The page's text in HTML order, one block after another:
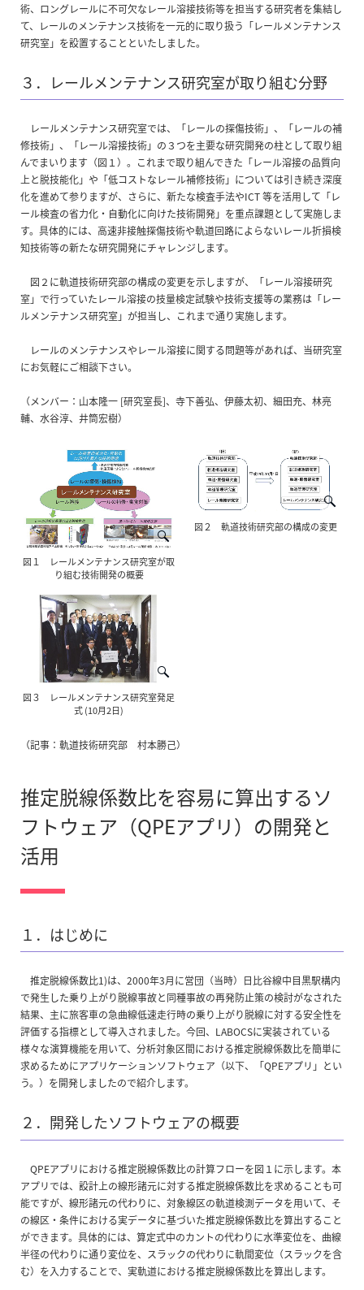
術、ロングレールに不可欠なレール溶接技術等を担当する研究者を集結し
て、レールのメンテナンス技術を一元的に取り扱う「レールメンテナンス
研究室」を設置することといたしました。
３．レールメンテナンス研究室が取り組む分野
レールメンテナンス研究室では、「レールの探傷技術」、「レールの補
修技術」、「レール溶接技術」の３つを主要な研究開発の柱として取り組
んでまいります（図１）。これまで取り組んできた「レール溶接の品質向
上と脱技能化」や「低コストなレール補修技術」については引き続き深度
化を進めて参りますが、さらに、新たな検査手法やICT 等を活用して「レ
ール検査の省力化・自動化に向けた技術開発」を重点課題として実施しま
す。具体的には、高速非接触探傷技術や軌道回路によらないレール折損検
知技術等の新たな研究開発にチャレンジします。
図２に軌道技術研究部の構成の変更を示しますが、「レール溶接研究
室」で行っていたレール溶接の技量検定試験や技術支援等の業務は「レー
ルメンテナンス研究室」が担当し、これまで通り実施します。
レールのメンテナンスやレール溶接に関する問題等があれば、当研究室
にお気軽にご相談下さい。
（メンバー：山本隆一 [研究室長]、寺下善弘、伊藤太初、細田充、林亮
輔、水谷淳、井筒宏樹）
図１ レールメンテナンス研究室が取
り組む技術開発の概要
図２ 軌道技術研究部の構成の変更
図３ レールメンテナンス研究室発足
式 (10月2日)
（記事：軌道技術研究部 村本勝己）
推定脱線係数比を容易に算出するソ
フトウェア（QPEアプリ）の開発と
活用
１．はじめに
推定脱線係数比1)は、2000年3月に営団（当時）日比谷線中目黒駅構内
で発生した乗り上がり脱線事故と同種事故の再発防止策の検討がなされた
結果、主に旅客車の急曲線低速走行時の乗り上がり脱線に対する安全性を
評価する指標として導入されました。今回、LABOCSに実装されている
様々な演算機能を用いて、分析対象区間における推定脱線係数比を簡単に
求めるためにアプリケーションソフトウェア（以下、「QPEアプリ」とい
う。）を開発しましたので紹介します。
２．開発したソフトウェアの概要
QPEアプリにおける推定脱線係数比の計算フローを図１に示します。本
アプリでは、設計上の線形諸元に対する推定脱線係数比を求めることも可
能ですが、線形諸元の代わりに、対象線区の軌道検測データを用いて、そ
の線区・条件における実データに基づいた推定脱線係数比を算出すること
ができます。具体的には、算定式中のカントの代わりに水準変位を、曲線
半径の代わりに通り変位を、スラックの代わりに軌間変位（スラックを含
む）を入力することで、実軌道における推定脱線係数比を算出します。